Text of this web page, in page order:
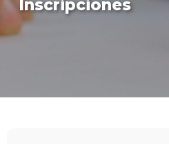
Inscripciones